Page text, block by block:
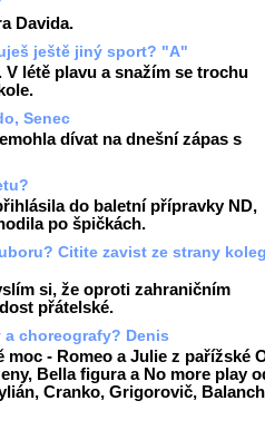
Davida.
ještě jiný sport? "A"
létě plavu a snažím se trochu
Senec
dívat na dnešní zápas s
do baletní přípravky ND,
po špičkách.
Citite zavist ze strany
si, že oproti zahraničním
přátelské.
choreografy? Denis
- Romeo a Julie z pařížské
Bella figura a No more play
Cranko, Grigorovič,